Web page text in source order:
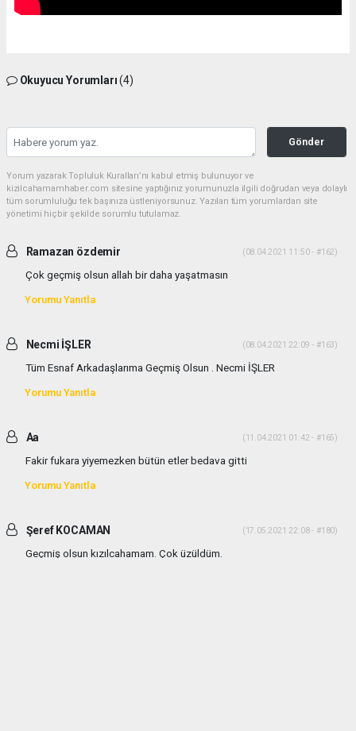
Okuyucu Yorumları(4)
Gönder
Yorum yazarak Topluluk Kuralları’nı kabul etmiş bulunuyor ve
kizilcahamamhaber.com sitesine yaptığınız yorumunuzla ilgili doğrudan veya dolaylı
tüm sorumluluğu tek başınıza üstleniyorsunuz. Yazılan tüm yorumlardan site
yönetimi hiçbir şekilde sorumlu tutulamaz.
Ramazan özdemir (08.04.2021 11:50 - #162)
Çok geçmiş olsun allah bir daha yaşatmasın
Yorumu Yanıtla
Necmi İŞLER (08.04.2021 22:09 - #163)
Tüm Esnaf Arkadaşlarıma Geçmiş Olsun . Necmi İŞLER
Yorumu Yanıtla
Aa (11.04.2021 01:42 - #165)
Fakir fukara yiyemezken bütün etler bedava gitti
Yorumu Yanıtla
Şeref KOCAMAN (17.05.2021 22:08 - #180)
Geçmiş olsun kızılcahamam. Çok üzüldüm.